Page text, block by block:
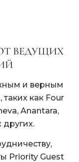
ВЕДУЩИХ
и верным
как Four
Anantara,
других.
Priority Guest